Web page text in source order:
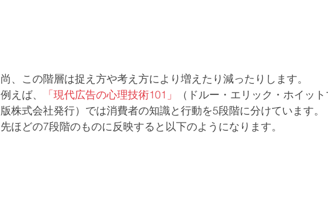
尚、この階層は捉え方や考え方により増えたり減ったりします。
例えば、
「現代広告の心理技術101」
（ドルー・エリック・ホイッ
版株式会社発行）では消費者の知識と行動を5段階に分けています。
先ほどの7段階のものに反映すると以下のようになります。